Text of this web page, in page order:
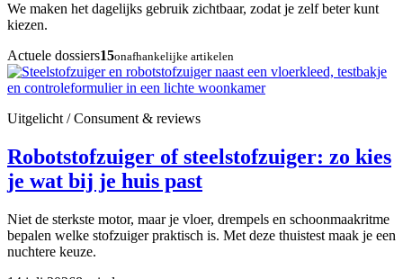
We maken het dagelijks gebruik zichtbaar, zodat je zelf beter kunt
kiezen.
Actuele dossiers15onafhankelijke artikelen
Uitgelicht / Consument & reviews
Robotstofzuiger of steelstofzuiger: zo kies
je wat bij je huis past
Niet de sterkste motor, maar je vloer, drempels en schoonmaakritme
bepalen welke stofzuiger praktisch is. Met deze thuistest maak je een
nuchtere keuze.